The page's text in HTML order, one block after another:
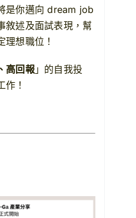
是你邁向 dream job
敘述及面試表現，幫
理想職位！
高回報」的自我投
！